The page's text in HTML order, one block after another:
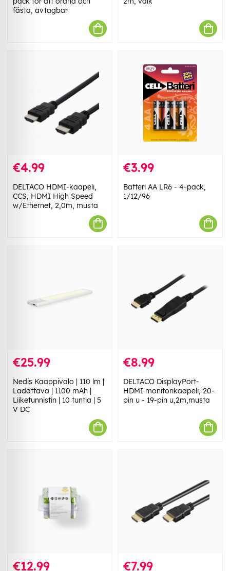
fästa, avtagbar
€4.99
DELTACO HDMI-kaapeli,
CCS, HDMI High Speed
w/Ethernet, 2,0m, musta
€3.99
Batteri AA LR6 - 4-pack,
1/12/96
€25.99
Nedis Kaappivalo | 110 lm |
Ladattava | 1100 mAh |
Liiketunnistin | 10 tuntia | 5
V DC
€8.99
DELTACO DisplayPort-
HDMI monitorikaapeli, 20-
pin u - 19-pin u,2m,musta
€12.99 €7.99